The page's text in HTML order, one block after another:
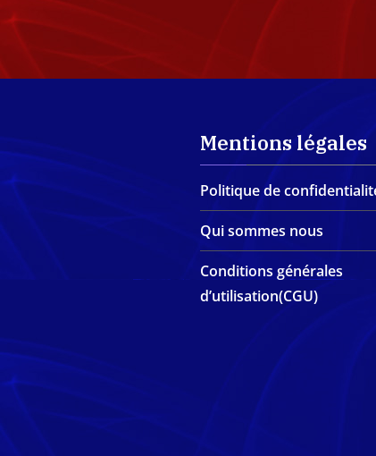
Mentions légales
Politique de
Qui sommes nous
Conditions générales
d’utilisation(CGU)